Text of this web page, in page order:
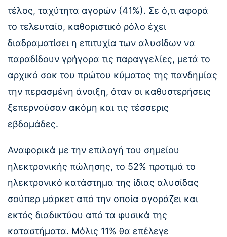
τέλος, ταχύτητα αγορών (41%). Σε ό,τι αφορά
το τελευταίο, καθοριστικό ρόλο έχει
διαδραματίσει η επιτυχία των αλυσίδων να
παραδίδουν γρήγορα τις παραγγελίες, μετά το
αρχικό σοκ του πρώτου κύματος της πανδημίας
την περασμένη άνοιξη, όταν οι καθυστερήσεις
ξεπερνούσαν ακόμη και τις τέσσερις
εβδομάδες.
Αναφορικά με την επιλογή του σημείου
ηλεκτρονικής πώλησης, το 52% προτιμά το
ηλεκτρονικό κατάστημα της ίδιας αλυσίδας
σούπερ μάρκετ από την οποία αγοράζει και
εκτός διαδικτύου από τα φυσικά της
καταστήματα. Μόλις 11% θα επέλεγε